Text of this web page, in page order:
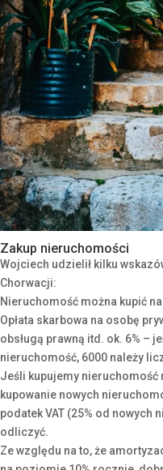
Zakup nieruchomości
Wojciech udzielił kilku
Chorwacji:
Nieruchomość można kupić na
Opłata skarbowa na osobę
obsługą prawną itd. ok. 6% –
nieruchomość, 6000 należy
Jeśli kupujemy nieruchomość
kupowanie nowych
podatek VAT (25% od nowych
odliczyć.
Ze względu na to, że